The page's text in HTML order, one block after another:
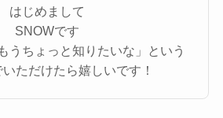
はじめまして
SNOWです
うちょっと知りたいな」という
ただけたら嬉しいです！